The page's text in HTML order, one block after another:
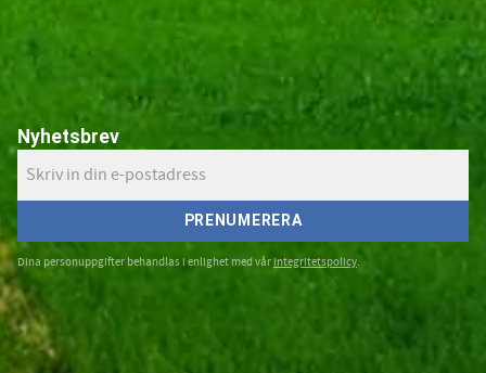
Nyhetsbrev
PRENUMERERA
Dina personuppgifter behandlas i enlighet med vårintegritetspolicy.